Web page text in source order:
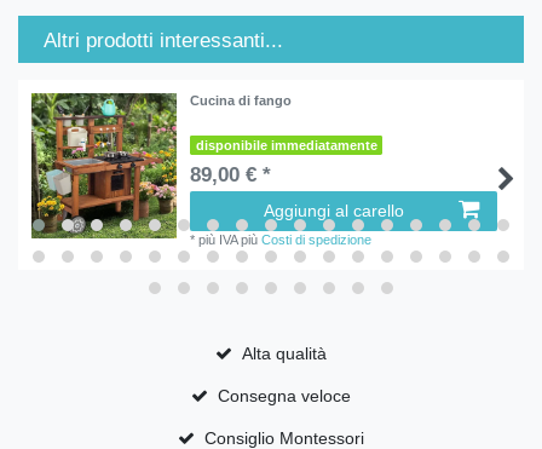
Altri prodotti interessanti...
Cucina di fango
disponibile immediatamente
89,00 € *
Aggiungi al carello
*più IVApiùCosti di spedizione
Alta qualità
Consegna veloce
Consiglio Montessori